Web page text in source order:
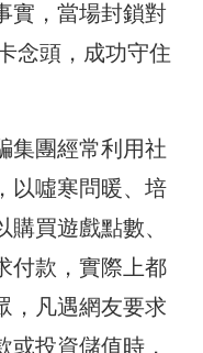
實，當場封鎖對
念頭，成功守住
集團經常利用社
以噓寒問暖、培
買遊戲點數、
付款，實際上都
，凡遇網友要求
或投資儲值時，